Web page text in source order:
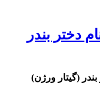
دختر بندر
(گیتار ورژن)